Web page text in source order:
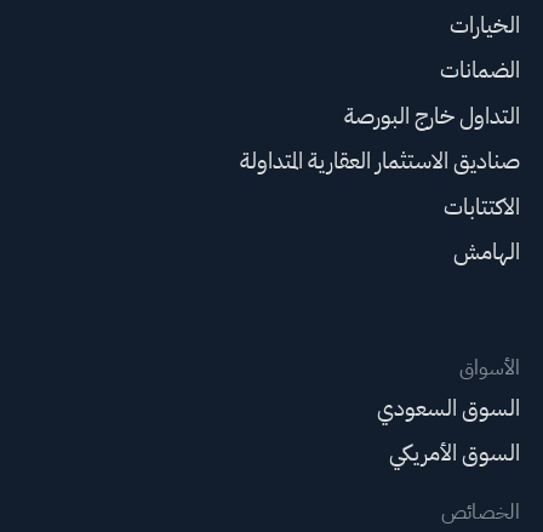
الخيارات
الضمانات
التداول خارج البورصة
صناديق الاستثمار العقارية المتداولة
الاكتتابات
الهامش
الأسواق
السوق السعودي
السوق الأمريكي
الخصائص